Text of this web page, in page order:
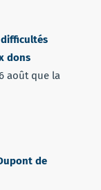
difficultés
dons
août que la
de